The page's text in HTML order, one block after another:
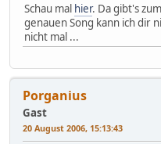
Schau mal hier. Da gibt's
genauen Song kann ich dir
nicht mal ...
Porganius
Gast
20 August 2006, 15:13:43